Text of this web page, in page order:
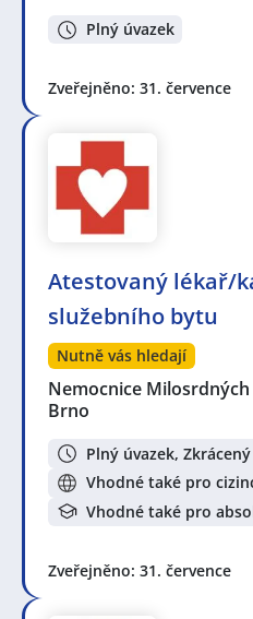
Plný úvazek
Zveřejněno: 31. července
Atestovaný lékař/
služebního bytu
Nutně vás hledají
Nemocnice
Brno
Plný úvazek,
Vhodné také pro
Vhodné také pro
Zveřejněno: 31. července